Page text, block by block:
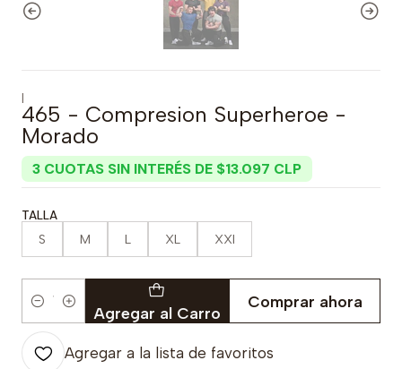
|
465 - Compresion Superheroe -
Morado
3 CUOTAS SIN INTERÉS DE $13.097 CLP
TALLA
S M L XL XXl
Cantidad Agregar al Carro
Comprar ahora
Agregar a la lista de favoritos